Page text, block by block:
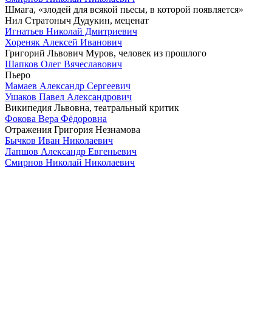
Шмага, «злодей для всякой пьесы, в которой появляется»
Нил Стратоныч Дудукин, меценат
Игнатьев Николай Дмитриевич
Хореняк Алексей Иванович
Григорий Львович Муров, человек из прошлого
Шапков Олег Вячеславович
Пьеро
Мамаев Александр Сергеевич
Ушаков Павел Александрович
Википедия Львовна, театральный критик
Фокова Вера Фёдоровна
Отражения Григория Незнамова
Бычков Иван Николаевич
Лапшов Александр Евгеньевич
Смирнов Николай Николаевич